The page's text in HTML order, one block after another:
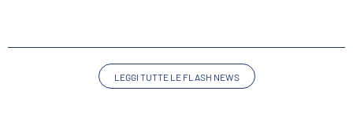
TRASFERTE
FLASH NEWS
LEGGI TUTTE LE FLASH NEWS